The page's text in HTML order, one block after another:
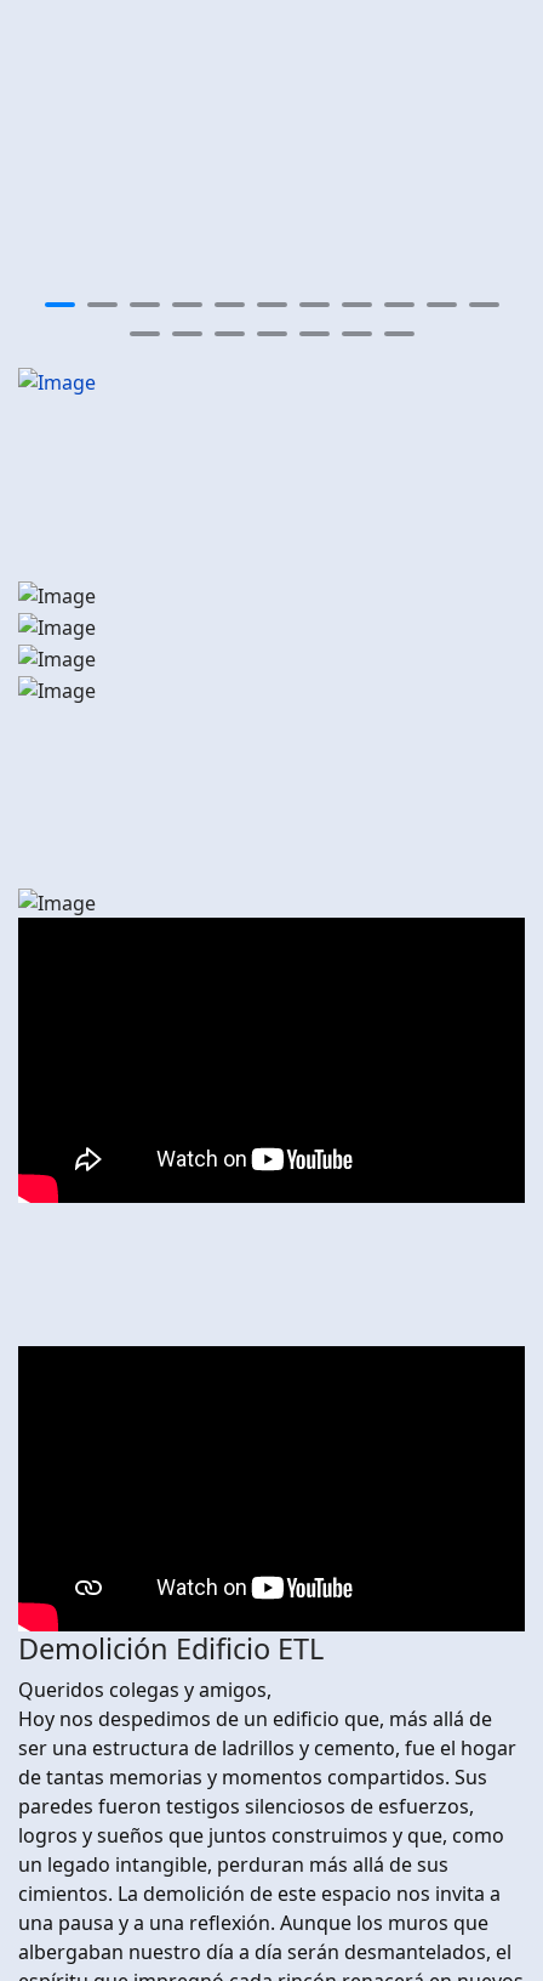
Demolición Edificio ETL
Queridos colegas y amigos,
Hoy nos despedimos de un edificio que, más allá de
ser una estructura de ladrillos y cemento, fue el hogar
de tantas memorias y momentos compartidos. Sus
paredes fueron testigos silenciosos de esfuerzos,
logros y sueños que juntos construimos y que, como
un legado intangible, perduran más allá de sus
cimientos. La demolición de este espacio nos invita a
una pausa y a una reflexión. Aunque los muros que
albergaban nuestro día a día serán desmantelados, el